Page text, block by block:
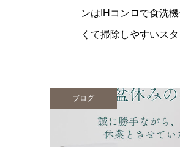
ンはIHコンロで食洗
くて掃除しやすいス
ブログ